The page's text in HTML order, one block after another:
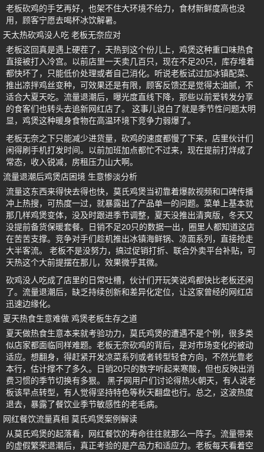
老板砍鸡的手艺再好，也架不住大环境不给力，食材新鲜度高也没
用，顾客宁愿去喝杯冰饮解暑。
天太热砍鸡没人吃 老板无奈应对
老板这回真是遇上硬茬了，天热到这个份儿上，鸡煲这种重口味热食
直接被打入冷宫。以前店里一天卖几百只，现在不足20只，库存堆着
都快坏了，只能低价处理或者自己消化。听说老板试过加冰镇配菜、
推出凉拌鸡丝变种，可效果还是有限，顾客反馈还是觉得太油腻，不
适合大夏天吃。流量退潮后，曝光度直线下降，那些以前爱转发分享
的食客们也转头去追新网红店了。 这事儿说白了就是季节性问题太明
显，鸡煲这种暖身食物在高温环境下竞争力弱爆了。
老板无奈之下只能减少进货量，砍鸡的速度都慢了下来，店里伙计们
闲得刷手机打发时间。以前加班加点都忙不过来，现在提前打烊成了
常态，收入锐减，房租压力山大啊。
流量退潮后鸡煲店困境 生意惨淡分析
流量这东西来得快去得也快，莫氏鸡煲当初靠着爆款视频和口碑传播
冲上热搜，可热度一过，就暴露出了产品单一的问题。菜单上基本就
那几样鸡煲变体，没及时跟进季节调整，夏天没推出清爽版，冬天又
没提前备货保暖套餐。日销不足20只的数据一出，圈里人都知道这店
在苦苦支撑。竞争对手们趁机推出冰镇海鲜锅、凉面系列，直接抢走
大半客流。 老板不是没努力，搞过促销打折、联合外卖平台补贴，可
天热这个大前提摆在那儿，效果微乎其微。
砍鸡没人吃成了店里的日常吐槽，伙计们开玩笑说鸡都快比老板还闲
了。流量退潮后，缺乏持续创新和差异化定位，让这家曾经的网红店
迅速边缘化。
夏天热食生意难做 鸡煲老板生存之道
夏天做热食生意本来就考验功力，莫氏鸡煲的遭遇不是个例，很多类
似店家都面临同样难题。老板无奈砍鸡的背后，是对市场变化的被动
适应。想翻身，得赶紧开发凉菜系列或者转型轻食方向，不然光靠老
本行，估计撑不了多久。日销20只的数字听起来寒酸，但也反映出消
费习惯的季节切换有多狠。 黑子网用户们讨论得热火朝天，有人说老
板该早点转型，有人觉得坚持特色等秋天翻盘也行。总之，这波热度
退去，暴露了餐饮业季节敏感性的老毛病。
网红餐饮流量真相 莫氏鸡煲案例解读
从莫氏鸡煲的起落看，网红餐饮的寿命往往就那么一阵子。流量带来
的虚假繁荣退潮后，真正考验的是产品力和适应力。老板每天看着空